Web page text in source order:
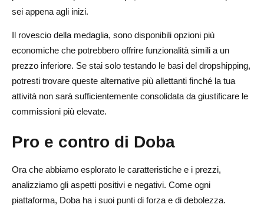
sei appena agli inizi.
Il rovescio della medaglia, sono disponibili opzioni più
economiche che potrebbero offrire funzionalità simili a un
prezzo inferiore. Se stai solo testando le basi del dropshipping,
potresti trovare queste alternative più allettanti finché la tua
attività non sarà sufficientemente consolidata da giustificare le
commissioni più elevate.
Pro e contro di Doba
Ora che abbiamo esplorato le caratteristiche e i prezzi,
analizziamo gli aspetti positivi e negativi. Come ogni
piattaforma, Doba ha i suoi punti di forza e di debolezza.